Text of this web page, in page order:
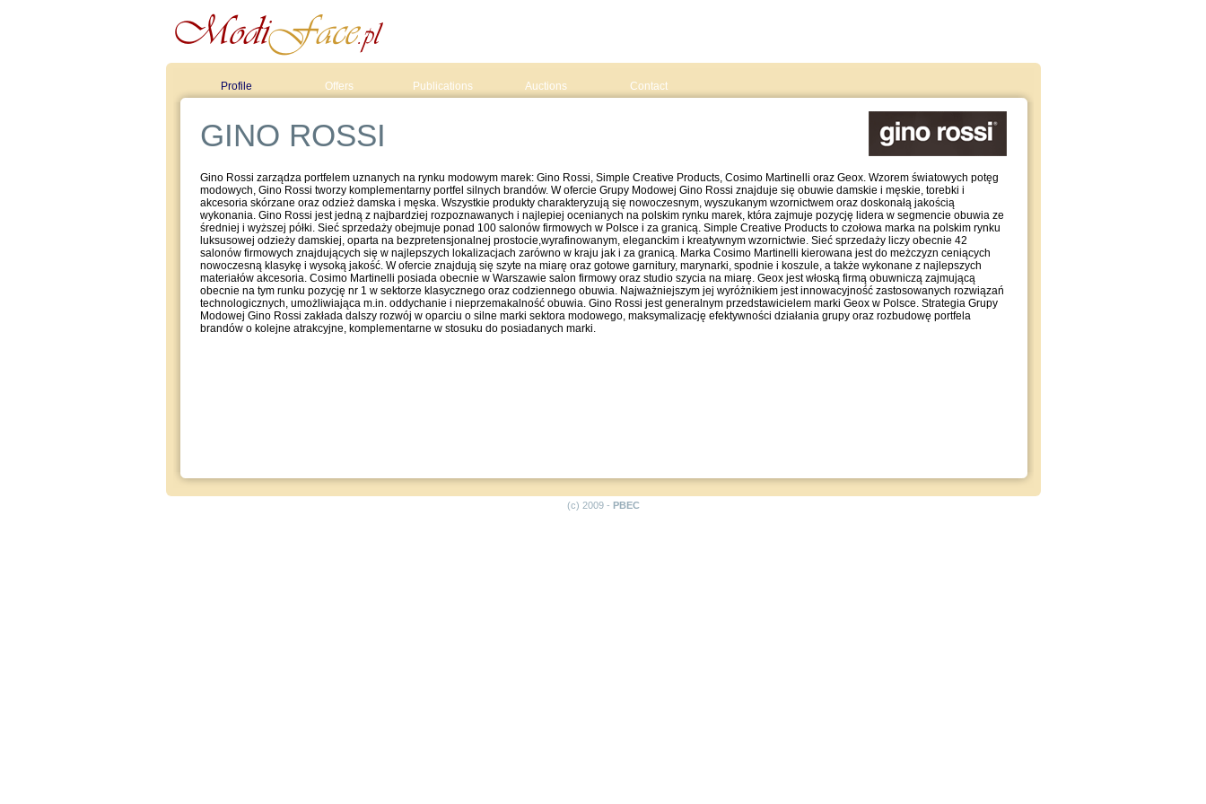
Profile Offers Publications Auctions Contact
GINO ROSSI
Gino Rossi zarządza portfelem uznanych na rynku modowym marek: Gino Rossi, Simple Creative Products, Cosimo Martinelli oraz Geox. Wzorem światowych potęg
modowych, Gino Rossi tworzy komplementarny portfel silnych brandów. W ofercie Grupy Modowej Gino Rossi znajduje się obuwie damskie i męskie, torebki i
akcesoria skórzane oraz odzież damska i męska. Wszystkie produkty charakteryzują się nowoczesnym, wyszukanym wzornictwem oraz doskonałą jakością
wykonania. Gino Rossi jest jedną z najbardziej rozpoznawanych i najlepiej ocenianych na polskim rynku marek, która zajmuje pozycję lidera w segmencie obuwia ze
średniej i wyższej półki. Sieć sprzedaży obejmuje ponad 100 salonów firmowych w Polsce i za granicą. Simple Creative Products to czołowa marka na polskim rynku
luksusowej odzieży damskiej, oparta na bezpretensjonalnej prostocie,wyrafinowanym, eleganckim i kreatywnym wzornictwie. Sieć sprzedaży liczy obecnie 42
salonów firmowych znajdujących się w najlepszych lokalizacjach zarówno w kraju jak i za granicą. Marka Cosimo Martinelli kierowana jest do meżczyzn ceniących
nowoczesną klasykę i wysoką jakość. W ofercie znajdują się szyte na miarę oraz gotowe garnitury, marynarki, spodnie i koszule, a także wykonane z najlepszych
materiałów akcesoria. Cosimo Martinelli posiada obecnie w Warszawie salon firmowy oraz studio szycia na miarę. Geox jest włoską firmą obuwniczą zajmującą
obecnie na tym runku pozycję nr 1 w sektorze klasycznego oraz codziennego obuwia. Najważniejszym jej wyróżnikiem jest innowacyjność zastosowanych rozwiązań
technologicznych, umożliwiająca m.in. oddychanie i nieprzemakalność obuwia. Gino Rossi jest generalnym przedstawicielem marki Geox w Polsce. Strategia Grupy
Modowej Gino Rossi zakłada dalszy rozwój w oparciu o silne marki sektora modowego, maksymalizację efektywności działania grupy oraz rozbudowę portfela
brandów o kolejne atrakcyjne, komplementarne w stosuku do posiadanych marki.
(c) 2009 - PBEC